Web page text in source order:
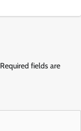
Required fields are